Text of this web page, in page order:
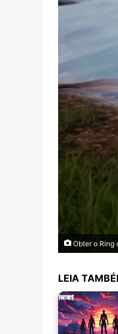
Obter o Ring
LEIA